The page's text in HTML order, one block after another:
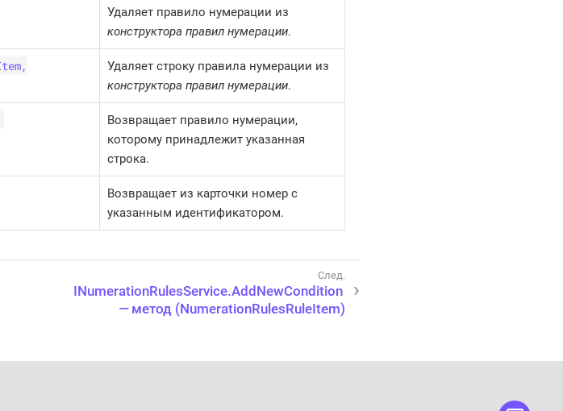
Удаляет правило нумерации из
конструктора правил нумерации.
Удаляет строку правила нумерации из
конструктора правил нумерации.
Возвращает правило нумерации,
которому принадлежит указанная
строка.
Возвращает из карточки номер с
указанным идентификатором.
INumerationRulesService.AddNewCondition
— метод (NumerationRulesRuleItem)